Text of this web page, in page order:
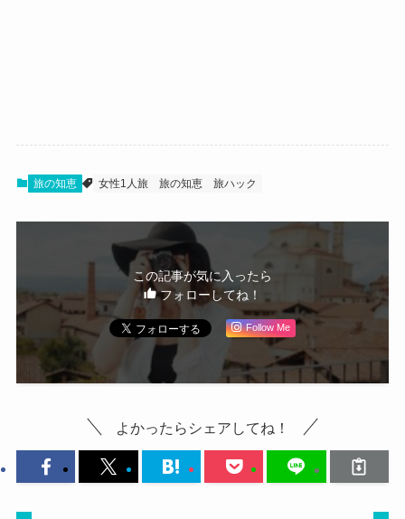
旅の知恵 女性1人旅 旅の知恵 旅ハック
この記事が気に入ったら
フォローしてね！
Follow Me
よかったらシェアしてね！